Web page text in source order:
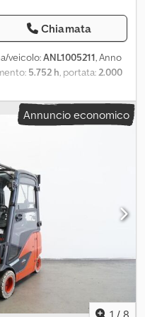
Chiamata
veicolo:ANL1005211, Anno
5.752 h, portata:2.000
tipo di montante:triplex,
della batteria:48 V,
mm
anteriore:
2.087 mm
, - Aquamatic con batteria
veicolo MRC 160A -
della batteria -
idraulico ausiliario
doppio - Supporto
larghezza 1040 mm -
e lunotto - 2 faretti da
a LED posteriore -
- Specchietto
Annuncio economico
1 / 8